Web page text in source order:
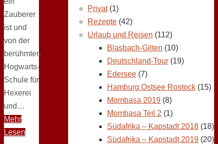
Zauberer
ist und
von der
berühmten
Hogwarts-
Schule für
Hexerei
und…
Mehr
Lesen
Privat(1)
Rezepte (42)
Urlaub und Reisen (112)
Blasbach-Gilten (10)
Deutschland-Tour (19)
Edersee (7)
Hamburg Ostsee Rostock (15)
Mombasa 2019 (8)
Mombasa Teil 2 (1)
Südafrika – Kapstadt 2018 (18)
Südafrika – Kapstadt 2019 (20)